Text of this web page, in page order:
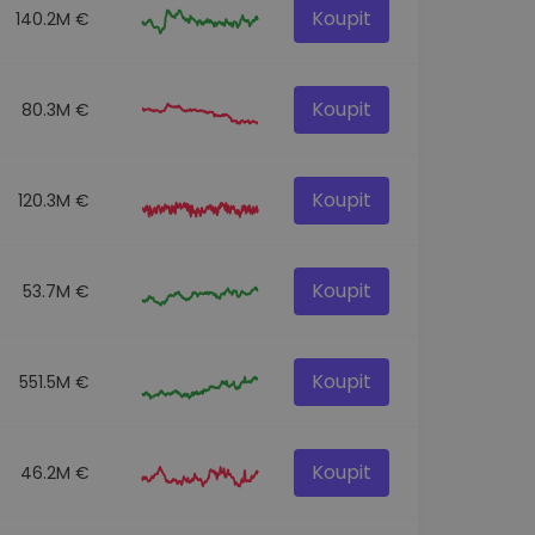
140.2M € Koupit
80.3M € Koupit
120.3M € Koupit
53.7M € Koupit
551.5M € Koupit
46.2M € Koupit